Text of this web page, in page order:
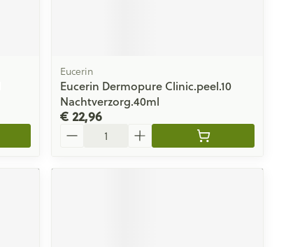
Eucerin
Eucerin Dermopure Clinic.peel.10
Nachtverzorg.40ml
€ 22,96